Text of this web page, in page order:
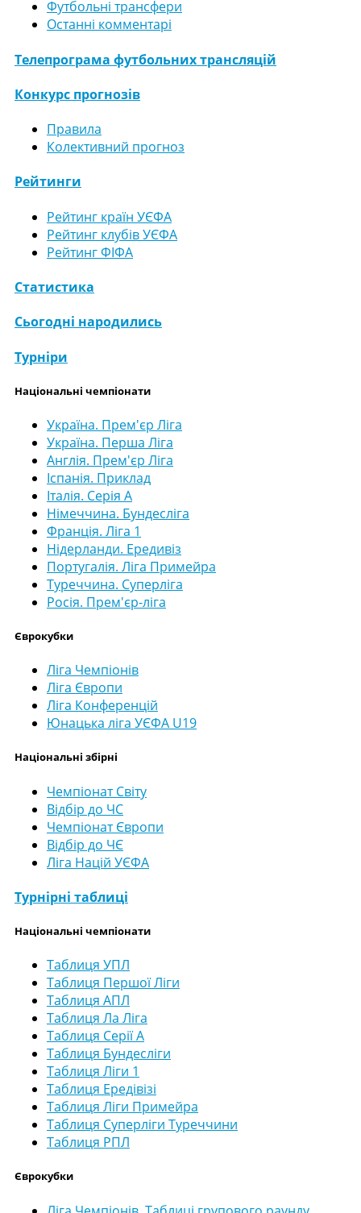
Футбольні трансфери
Останні комментарі
Телепрограма футбольних трансляцій
Конкурс прогнозів
Правила
Колективний прогноз
Рейтинги
Рейтинг країн УЄФА
Рейтинг клубів УЄФА
Рейтинг ФІФА
Статистика
Сьогодні народились
Турніри
Національні чемпіонати
Україна. Прем'єр Ліга
Україна. Перша Ліга
Англія. Прем'єр Ліга
Іспанія. Приклад
Італія. Серія А
Німеччина. Бундесліга
Франція. Ліга 1
Нідерланди. Ередивіз
Португалія. Ліга Примейра
Туреччина. Суперліга
Росія. Прем'єр-ліга
Єврокубки
Ліга Чемпіонів
Ліга Європи
Ліга Конференцій
Юнацька ліга УЄФА U19
Національні збірні
Чемпіонат Світу
Відбір до ЧС
Чемпіонат Європи
Відбір до ЧЄ
Ліга Націй УЄФА
Турнірні таблиці
Національні чемпіонати
Таблиця УПЛ
Таблиця Першої Ліги
Таблиця АПЛ
Таблиця Ла Ліга
Таблиця Серії А
Таблиця Бундесліги
Таблиця Ліги 1
Таблиця Ередівізі
Таблиця Ліги Примейра
Таблиця Суперліги Туреччини
Таблиця РПЛ
Єврокубки